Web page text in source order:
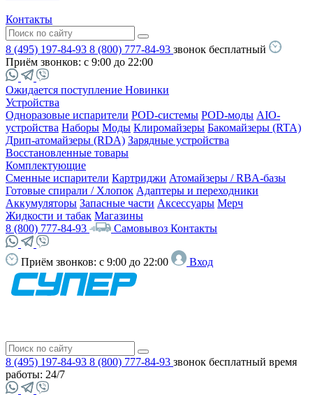
Контакты
8 (495) 197-84-93 8 (800) 777-84-93 звонок бесплатный
Приём звонков: с 9:00 до 22:00
Ожидается поступление Новинки
Устройства
Одноразовые испарители POD-системы POD-моды AIO-
устройства Наборы Моды Клиромайзеры Бакомайзеры (RTA)
Дрип-атомайзеры (RDA) Зарядные устройства
Восстановленные товары
Комплектующие
Сменные испарители Картриджи Атомайзеры / RBA-базы
Готовые спирали / Хлопок Адаптеры и переходники
Аккумуляторы Запасные части Аксессуары Мерч
Жидкости и табак Магазины
8 (800) 777-84-93
Самовывоз Контакты
Приём звонков: с 9:00 до 22:00 Вход
8 (495) 197-84-93 8 (800) 777-84-93 звонок бесплатный время
работы: 24/7